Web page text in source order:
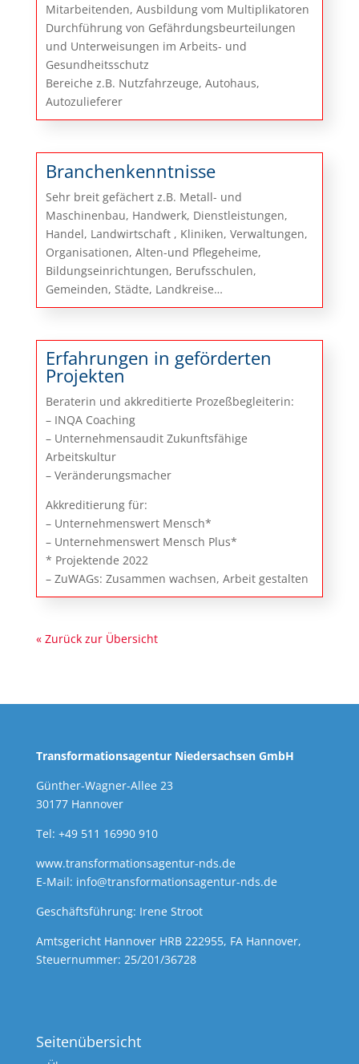
Mitarbeitenden, Ausbildung vom Multiplikatoren
Durchführung von Gefährdungsbeurteilungen
und Unterweisungen im Arbeits- und
Gesundheitsschutz
Bereiche z.B. Nutzfahrzeuge, Autohaus,
Autozulieferer
Branchenkenntnisse
Sehr breit gefächert z.B. Metall- und
Maschinenbau, Handwerk, Dienstleistungen,
Handel, Landwirtschaft , Kliniken, Verwaltungen,
Organisationen, Alten-und Pflegeheime,
Bildungseinrichtungen, Berufsschulen,
Gemeinden, Städte, Landkreise…
Erfahrungen in geförderten
Projekten
Beraterin und akkreditierte Prozeßbegleiterin:
– INQA Coaching
– Unternehmensaudit Zukunftsfähige
Arbeitskultur
– Veränderungsmacher
Akkreditierung für:
– Unternehmenswert Mensch*
– Unternehmenswert Mensch Plus*
* Projektende 2022
– ZuWAGs: Zusammen wachsen, Arbeit gestalten
« Zurück zur Übersicht
Transformationsagentur Niedersachsen GmbH
Günther-Wagner-Allee 23
30177 Hannover
Tel: +49 511 16990 910
www.transformationsagentur-nds.de
E-Mail: info@transformationsagentur-nds.de
Geschäftsführung: Irene Stroot
Amtsgericht Hannover HRB 222955, FA Hannover,
Steuernummer: 25/201/36728
Seitenübersicht